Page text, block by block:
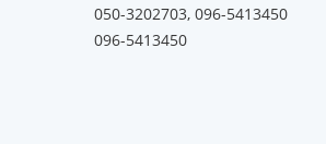
050-3202703, 096-5413450
096-5413450